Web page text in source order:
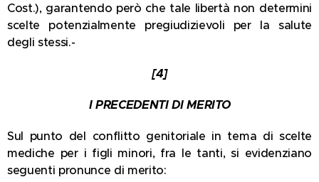
Cost.), garantendo però che tale libertà non determini
scelte potenzialmente pregiudizievoli per la salute
degli stessi.-
[4]
I PRECEDENTI DI MERITO
Sul punto del conflitto genitoriale in tema di scelte
mediche per i figli minori, fra le tanti, si evidenziano
seguenti pronunce di merito: